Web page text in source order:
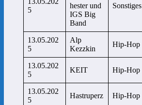
5
hester und
IGS Big
Band
Sonstiges
13.05.202
5
Alp
Kezzkin
Hip-Hop
13.05.202
5
KEIT Hip-Hop
13.05.202
5
Hastruperz Hip-Hop